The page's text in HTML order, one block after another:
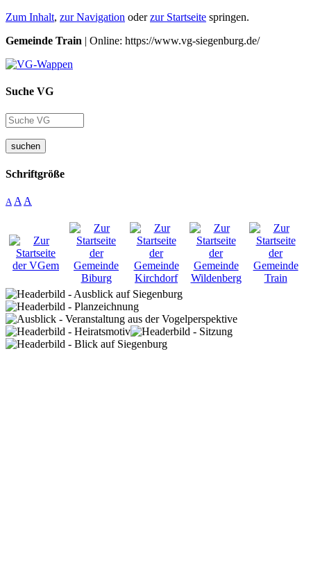
Zum Inhalt, zur Navigation oderzur Startseite springen.
Gemeinde Train | Online: https://www.vg-siegenburg.de/
Suche VG
suchen
Schriftgröße
A A A